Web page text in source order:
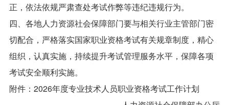
正，依法依规严肃查处考试作弊等违纪违规行为。
四、各地人力资源社会保障部门要与相关行业主管部门密
切配合，严格落实国家职业资格考试有关规章制度，精心
组织，认真实施，持续提升考试管理服务水平，保障各项
考试安全顺利实施。
附件：2026年度专业技术人员职业资格考试工作计划